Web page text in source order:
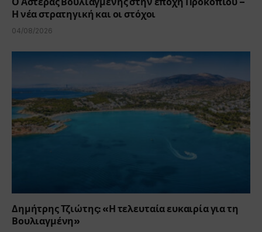
Η νέα στρατηγική και οι στόχοι
04/08/2026
Δημήτρης Τζιώτης: «Η τελευταία ευκαιρία για τη
Βουλιαγμένη»